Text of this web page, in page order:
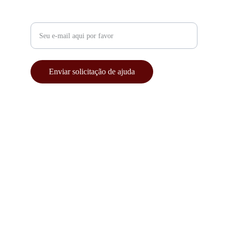
Enviar solicitação de ajuda